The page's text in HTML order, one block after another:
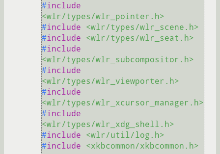
#include
<wlr/types/wlr_pointer.h>
#include
<wlr/types/wlr_scene.h>
#include
<wlr/types/wlr_seat.h>
#include
<wlr/types/wlr_subcompositor.h>
#include
<wlr/types/wlr_viewporter.h>
#include
<wlr/types/wlr_xcursor_manager.h>
#include
<wlr/types/wlr_xdg_shell.h>
#include
<wlr/util/log.h>
#include <xkbcommon/xkbcommon.h>